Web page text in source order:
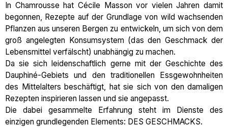
In Chamrousse hat Cécile Masson vor vielen Jahren damit
begonnen, Rezepte auf der Grundlage von wild wachsenden
Pflanzen aus unseren Bergen zu entwickeln, um sich von dem
groß angelegten Konsumsystem (das den Geschmack der
Lebensmittel verfälscht) unabhängig zu machen.
Da sie sich leidenschaftlich gerne mit der Geschichte des
Dauphiné-Gebiets und den traditionellen Essgewohnheiten
des Mittelalters beschäftigt, hat sie sich von den damaligen
Rezepten inspirieren lassen und sie angepasst.
Die dabei gesammelte Erfahrung steht im Dienste des
einzigen grundlegenden Elements: DES GESCHMACKS.